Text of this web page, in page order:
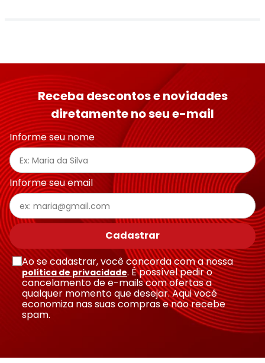
Receba descontos e novidades
diretamente no seu e-mail
Informe seu nome
Informe seu email
Cadastrar
Ao se cadastrar, você concorda com a nossa
política de privacidade. É possível pedir o
cancelamento de e-mails com ofertas a
qualquer momento que desejar. Aqui você
economiza nas suas compras e não recebe
spam.